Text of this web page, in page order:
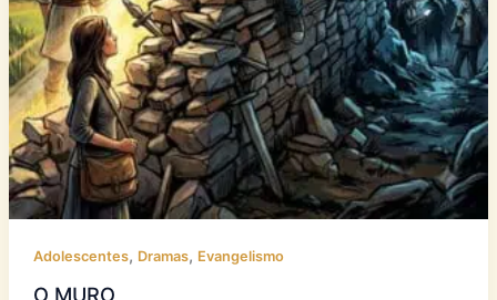
Adolescentes, Dramas, Evangelismo
O MURO